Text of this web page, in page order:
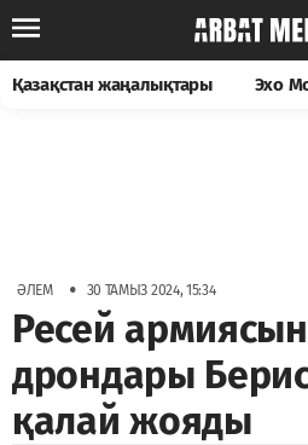
Қазақстан жаңалықтары Эхо
ӘЛЕМ • 30 ТАМЫЗ 2024, 15:34
Ресей
дрондары
қалай жояды